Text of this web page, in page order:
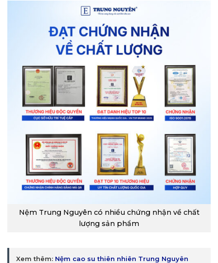
Nệm Trung Nguyên có nhiều chứng nhận về chất
lượng sản phẩm
Xem thêm: Nệm cao su thiên nhiên Trung Nguyên